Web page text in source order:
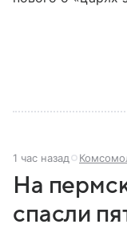
1 час назад
На
спасли